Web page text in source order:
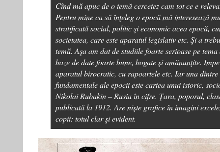
Cînd mă apuc de o temă cercetez cam tot ce e
Pentru mine ca să înţeleg o epocă mă interesează
stratificată social, politic şi economic acea epocă,
societatea, care este aparatul legislativ etc. Şi a
temă. Aşa am dat de studiile foarte serioase pe
baze de date foarte bune, bogate şi amănunţite.
aparatul birocratic, cu rapoartele etc. Iar una
fundamentale ale epocii este cartea unui istoric,
Nikolai Rubakin – Rusia în cifre. Ţara, poporul,
publicată la 1912. Are nişte grafice în imagini
copii: totul clar şi evident.